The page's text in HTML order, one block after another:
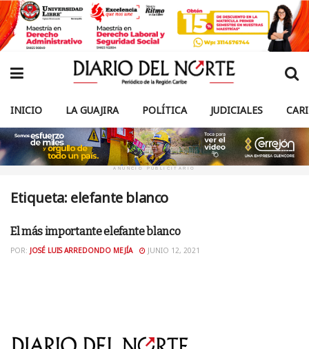
INICIO LA GUAJIRA POLÍTICA JUDICIALES
ANUNCIO PUBLICITARIO
Etiqueta: elefante blanco
OPINIÓN
El más importante elefante blanco
POR: JOSÉ LUIS ARREDONDO MEJÍA JUNIO 12, 2021